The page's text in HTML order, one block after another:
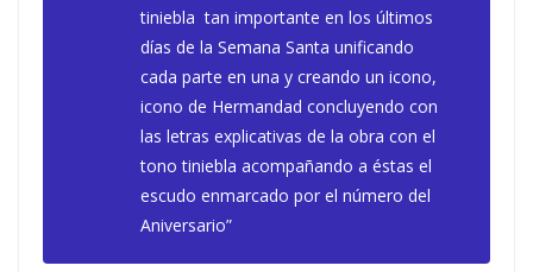
tiniebla tan importante en los últimos
días de la Semana Santa unificando
cada parte en una y creando un icono,
icono de Hermandad concluyendo con
las letras explicativas de la obra con el
tono tiniebla acompañando a éstas el
escudo enmarcado por el número del
Aniversario”